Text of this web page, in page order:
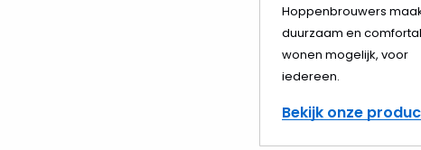
Hoppenbrouwers
duurzaam en
wonen mogelijk, voor
iedereen.
Bekijk onze